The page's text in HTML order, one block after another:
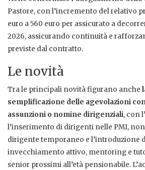
Pastore, con l’incremento del relativo
euro a 560 euro per assicurato a
2026, assicurando continuità e
previste dal contratto.
Le novità
Tra le principali novità figurano anche
semplificazione delle agevolazioni
assunzioni o nomine dirigenziali, con
l’inserimento di dirigenti nelle PMI,
dirigente temporaneo e l’introduzione
invecchiamento attivo, mentoring e
senior prossimi all’età pensionabile.